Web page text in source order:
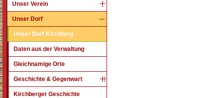
Unser Verein
Unser Dorf
Unser Dorf Kirchberg
Daten aus der Verwaltung
Gleichnamige Orte
Geschichte & Gegenwart
Kirchberger Geschichte